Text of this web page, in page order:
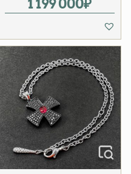
1 199 000₽
Текущая